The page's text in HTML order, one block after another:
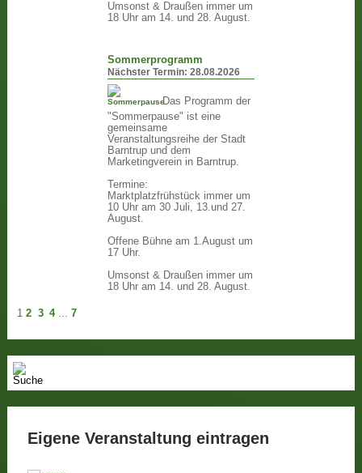
Umsonst & Draußen immer um
18 Uhr am 14. und 28. August.
Sommerprogramm
Nächster Termin: 28.08.2026
Das Programm der
"Sommerpause" ist eine
gemeinsame
Veranstaltungsreihe der Stadt
Barntrup und dem
Marketingverein in Barntrup.
Termine:
Marktplatzfrühstück immer um
10 Uhr am 30 Juli, 13.und 27.
August.
Offene Bühne am 1.August um
17 Uhr.
Umsonst & Draußen immer um
18 Uhr am 14. und 28. August.
1 2 3 4 7
Eigene Veranstaltung eintragen